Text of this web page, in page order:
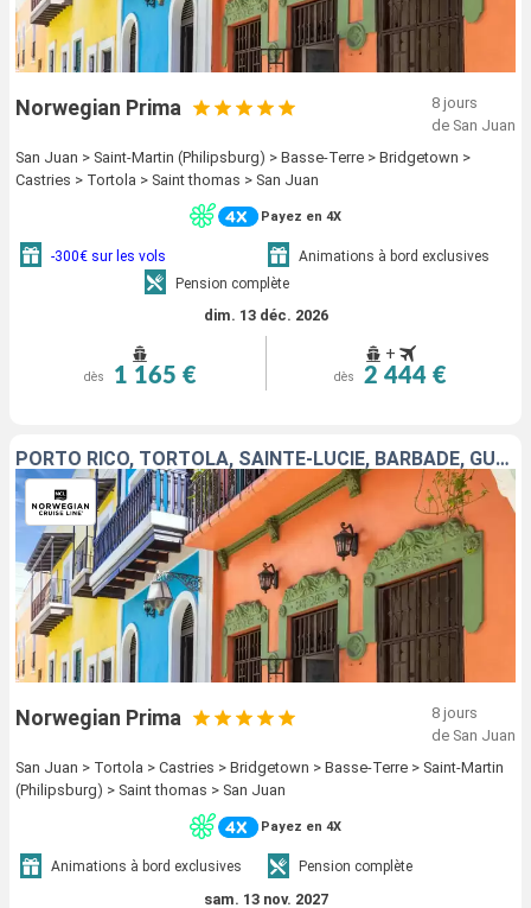
Norwegian Prima
8 jours
de San Juan
San Juan > Saint-Martin (Philipsburg) > Basse-Terre > Bridgetown >
Castries > Tortola > Saint thomas > San Juan
Payez en 4X
-300€ sur les vols
Animations à bord exclusives
Pension complète
dim. 13 déc. 2026
dès 1 165 €
+
dès 2 444 €
PORTO RICO, TORTOLA, SAINTE-LUCIE, BARBADE, GUADELOUPE, SAINT-MARTIN, SAINT-THOMAS
Norwegian Prima
8 jours
de San Juan
San Juan > Tortola > Castries > Bridgetown > Basse-Terre > Saint-Martin
(Philipsburg) > Saint thomas > San Juan
Payez en 4X
Animations à bord exclusives Pension complète
sam. 13 nov. 2027